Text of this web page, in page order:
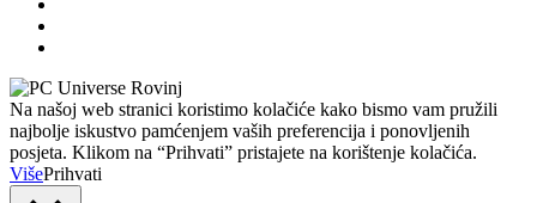
Na našoj web stranici koristimo kolačiće kako bismo vam pružili
najbolje iskustvo pamćenjem vaših preferencija i ponovljenih
posjeta. Klikom na “Prihvati” pristajete na korištenje kolačića.
VišePrihvati